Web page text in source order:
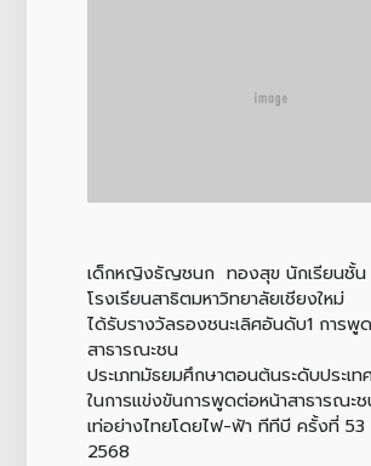
เด็กหญิงธัญชนก ทองสุข นักเรียนชั้
โรงเรียนสาธิตมหาวิทยาลัยเชียงใหม่
ได้รับรางวัลรองชนะเลิศอันดับ1 การพู
สาธารณะชน
ประเภทมัธยมศึกษาตอนต้นระดับประเท
ในการแข่งขันการพูดต่อหน้าสาธารณะ
เท่อย่างไทยโดยไฟ-ฟ้า ทีทีบี ครั้งที่ 53
2568